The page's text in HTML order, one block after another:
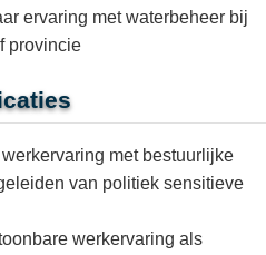
ervaring met waterbeheer bij
provincie
met bestuurlijke
van politiek sensitieve
werkervaring als